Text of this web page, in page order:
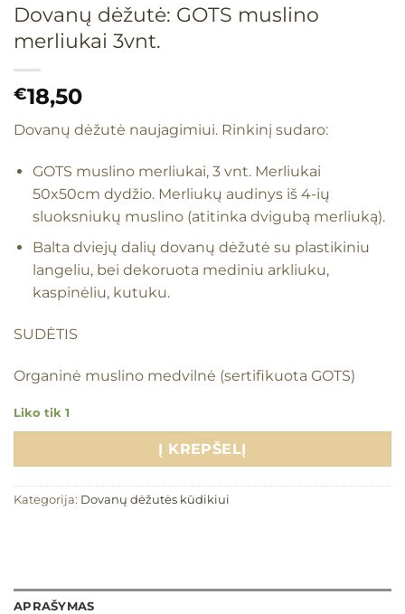
Dovanų dėžutė: GOTS muslino
merliukai 3vnt.
€18,50
Dovanų dėžutė naujagimiui. Rinkinį sudaro:
GOTS muslino merliukai, 3 vnt. Merliukai
50x50cm dydžio. Merliukų audinys iš 4-ių
sluoksniukų muslino (atitinka dvigubą merliuką).
Balta dviejų dalių dovanų dėžutė su plastikiniu
langeliu, bei dekoruota mediniu arkliuku,
kaspinėliu, kutuku.
SUDĖTIS
Organinė muslino medvilnė (sertifikuota GOTS)
Liko tik 1
Į KREPŠELĮ
Kategorija: Dovanų dėžutės kūdikiui
APRAŠYMAS